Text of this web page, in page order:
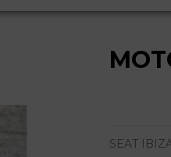
SEAT